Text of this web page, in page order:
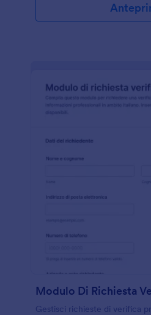
Gestisci richieste di verifica